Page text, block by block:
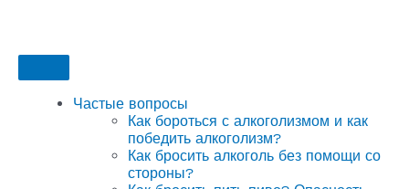
Частые вопросы
Как бороться с алкоголизмом и как
победить алкоголизм?
Как бросить алкоголь без помощи со
стороны?